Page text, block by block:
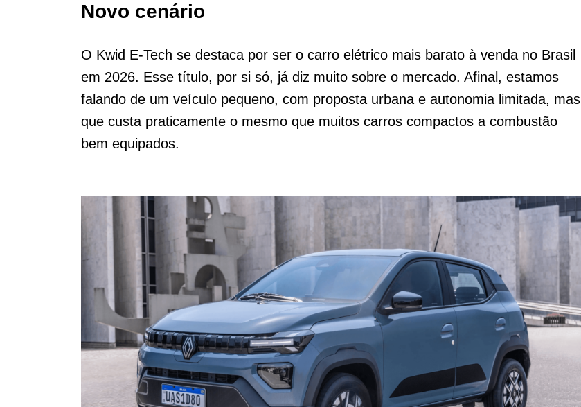
Novo cenário
O Kwid E-Tech se destaca por ser o carro elétrico mais barato à venda no Brasil
em 2026. Esse título, por si só, já diz muito sobre o mercado. Afinal, estamos
falando de um veículo pequeno, com proposta urbana e autonomia limitada, mas
que custa praticamente o mesmo que muitos carros compactos a combustão
bem equipados.